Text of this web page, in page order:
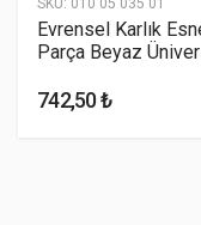
Evrensel Karlık
Parça Beyaz
742,50 ₺